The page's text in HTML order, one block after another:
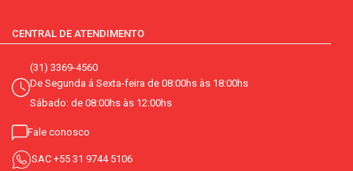
CENTRAL DE ATENDIMENTO
(31) 3369-4560
De Segunda á Sexta-feira de 08:00hs às 18:00hs
Sábado: de 08:00hs às 12:00hs
Fale conosco
SAC +55 31 9744 5106